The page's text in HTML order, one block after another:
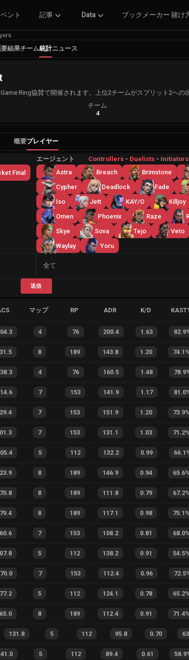
ント 記事 Data ブックメーカー 賭け
結果チーム統計ニュース
Ring協賛で開催されます。上位2チームがスプリット2への
チーム
4
概要プレイヤー
Final
エージェント Controllers - Duelists - Initiators
Astra
Breach Brimstone
Cypher
Deadlock Fade
Iso
Jett KAY/O Killjoy
Omen
Phoenix Raze
Skye
Sova Tejo Veto
Waylay
Yoru
サイド
全て
送信
マップ RP ADR K/D
4 76 200.4 1.63 82.9
8 189 143.8 1.20 74.1 %
4 76 160.5 1.48 78.9
7 153 141.9 1.17 81.0
7 153 151.9 1.20 73.9%
7 153 131.1 1.03 71.2%
5 112 132.2 0.99 66.1
8 189 146.9 0.94 65.6%
8 189 111.8 0.79 67.2%
8 189 117.1 0.98 75.1 %
7 153 108.2 0.81 68.0%
5 112 138.2 0.91 54.5%
7 153 112.4 0.96 72.5
5 112 124.1 0.78 65.2%
8 189 112.4 0.91 71.4%
131.8 5 112 95.8 0.70
5 112 89.4 0.61 58.9